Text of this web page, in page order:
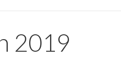
2019